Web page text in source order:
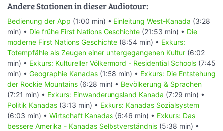
Andere Stationen in dieser Audiotour:
Bedienung der App (1:00 min) • Einleitung West-Kanada (3:28
min) • Die frühe First Nations Geschichte (21:53 min) • Die
moderne First Nations Geschichte (8:54 min) • Exkurs:
Totempfähle als Zeugen einer untergegangenen Kultur (6:02
min) • Exkurs: Kultureller Völkermord - Residential Schools (7:45
min) • Geographie Kanadas (1:58 min) • Exkurs: Die Entstehung
der Rockie Mountains (6:28 min) • Bevölkerung & Sprachen
(7:21 min) • Exkurs: Einwanderungsland Kanada (7:29 min) •
Politik Kanadas (3:13 min) • Exkurs: Kanadas Sozialsystem
(6:03 min) • Wirtschaft Kanadas (6:46 min) • Exkurs: Das
bessere Amerika - Kanadas Selbstverständnis (5:38 min) •